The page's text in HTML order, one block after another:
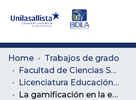
Communities
& Collections
All of DSpace
Home
Trabajos de grado
Facultad de Ciencias Sociales y Educación
Licenciatura Educación Básica Primaria con Énfasis en inglés y Francés
La gamificación en la enseñanza del inglés como lengua extranjera.